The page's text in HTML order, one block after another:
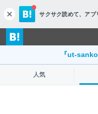
c
l
o
s
サクサク読めて、 アプ
『ut-
人気